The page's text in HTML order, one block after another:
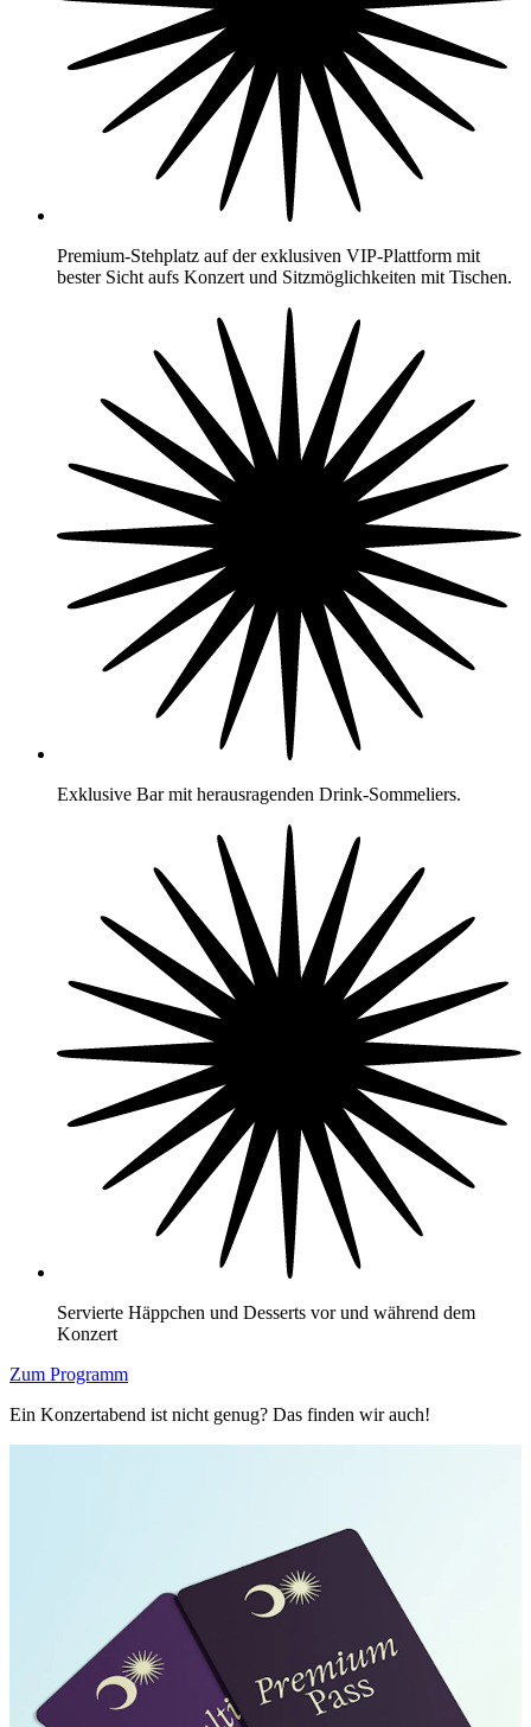
Premium-Stehplatz auf der exklusiven VIP-Plattform mit
bester Sicht aufs Konzert und Sitzmöglichkeiten mit Tischen.
Exklusive Bar mit herausragenden Drink-Sommeliers.
Servierte Häppchen und Desserts vor und während dem
Konzert
Zum Programm
Ein Konzertabend ist nicht genug? Das finden wir auch!